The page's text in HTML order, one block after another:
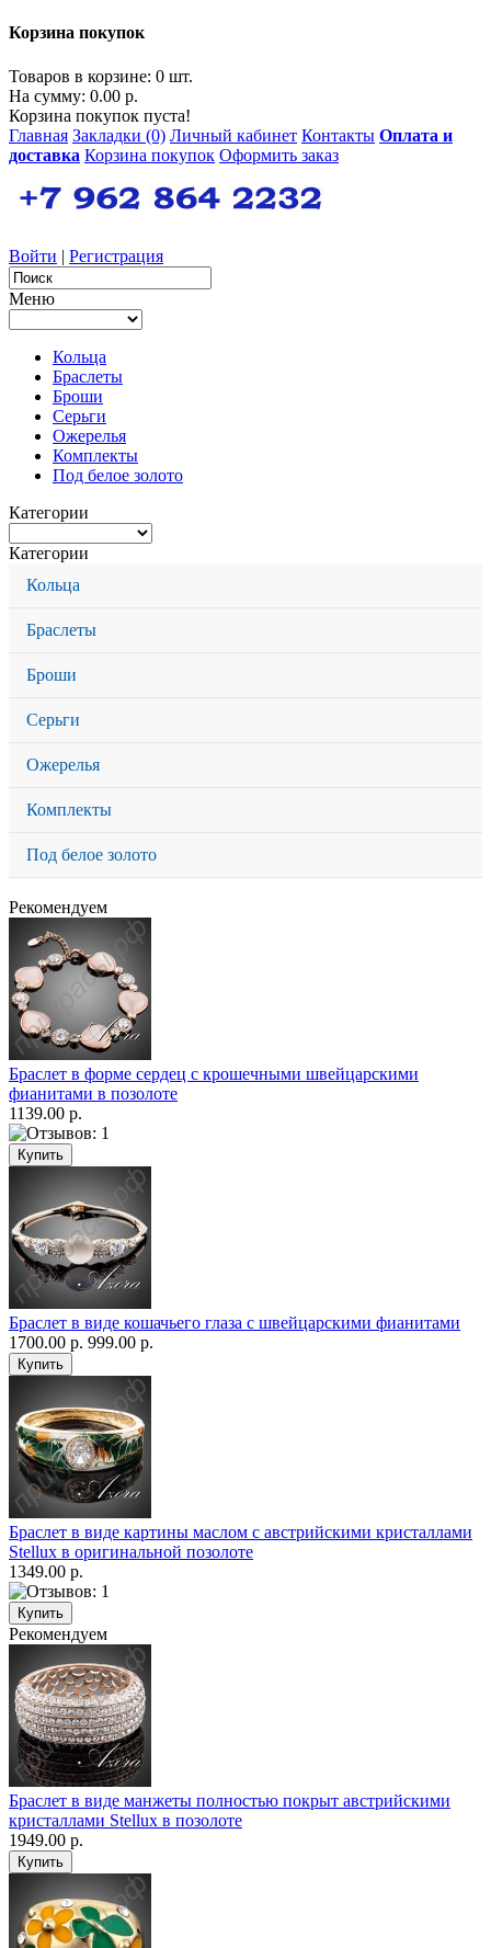
Корзина покупок
Товаров в корзине: 0 шт.
На сумму: 0.00 р.
Корзина покупок пуста!
Главная Закладки (0) Личный кабинет Контакты Оплата и
доставка Корзина покупок Оформить заказ
Войти | Регистрация
Меню
Кольца
Браслеты
Броши
Серьги
Ожерелья
Комплекты
Под белое золото
Категории
Категории
Кольца
Браслеты
Броши
Серьги
Ожерелья
Комплекты
Под белое золото
Рекомендуем
Браслет в форме сердец с крошечными швейцарскими
фианитами в позолоте
1139.00 р.
Браслет в виде кошачьего глаза с швейцарскими фианитами
1700.00 р. 999.00 р.
Браслет в виде картины маслом с австрийскими кристаллами
Stellux в оригинальной позолоте
1349.00 р.
Рекомендуем
Браслет в виде манжеты полностью покрыт австрийскими
кристаллами Stellux в позолоте
1949.00 р.